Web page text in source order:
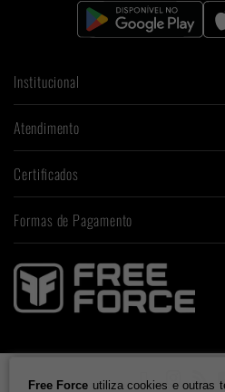
Free Force utiliza cookies e outras
Institucional
Atendimento
Certificados
Formas de Pagamento
